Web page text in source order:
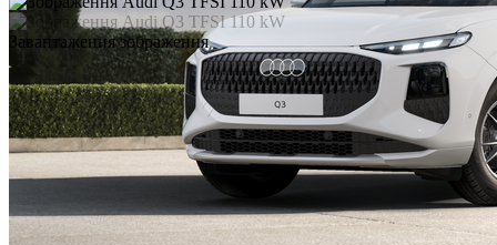
Завантаження зображення